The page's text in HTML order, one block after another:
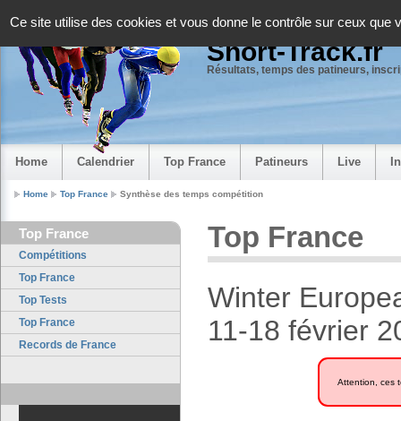
Ce site utilise des cookies et vous donne le contrôle sur ceux que
Short-Track.fr
Résultats, temps des patineurs,
Home Calendrier Top France Patineurs Live
Home Top France Synthèse des temps compétition
Top France
Compétitions
Top France
Top Tests
Top France
Records de France
Top France
Winter
11-18 février
Attention, ces